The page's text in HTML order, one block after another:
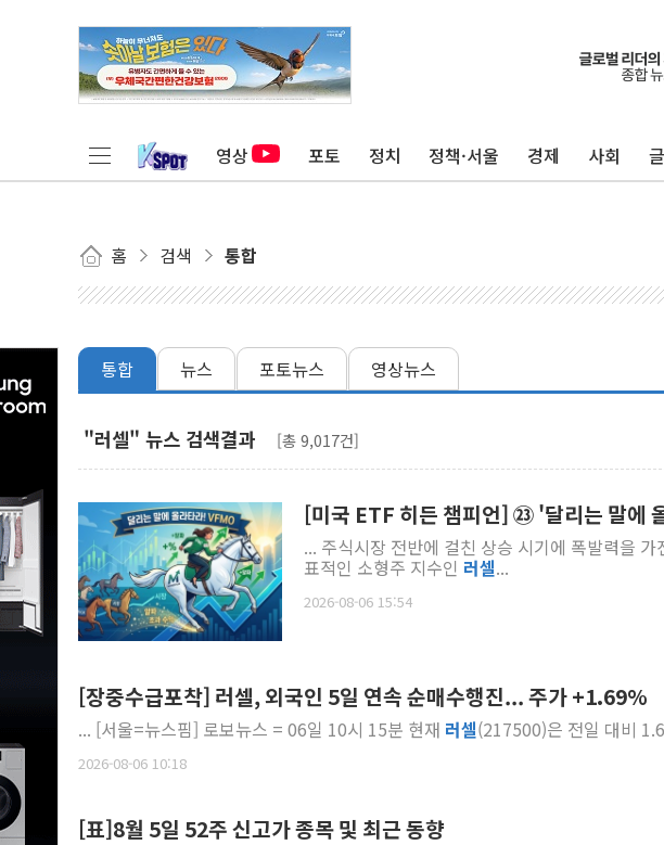
영상 포토 정치 정책·서울 경제 사회
홈 검색 통합
통합 뉴스 포토뉴스 영상뉴스
"러셀" 뉴스 검색결과 [총 9,017건]
[미국 ETF 히든 챔피언] ㉓ '달리는 말에
... 주식시장 전반에 걸친 상승 시기에 폭발력을
표적인 소형주 지수인 러셀...
2026-08-06 15:54
[장중수급포착] 러셀, 외국인 5일 연속 순매수행진... 주가 +1.69%
... [서울=뉴스핌] 로보뉴스 = 06일 10시 15분 현재 러셀(217500)은 전일 대비
2026-08-06 10:18
[표]8월 5일 52주 신고가 종목 및 최근 동향